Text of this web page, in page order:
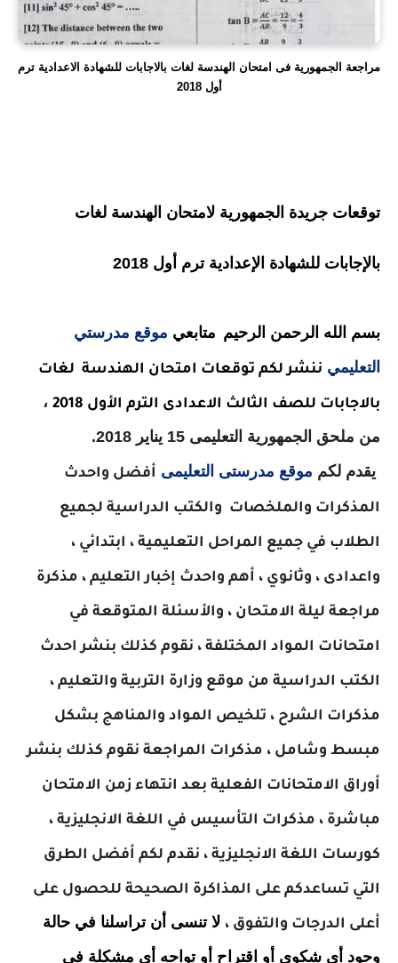
مراجعة الجمهورية فى امتحان الهندسة لغات بالاجابات للشهادة الاعدادية ترم
أول 2018
توقعات جريدة الجمهورية لامتحان الهندسة لغات
بالإجابات للشهادة الإعدادية ترم أول 2018
بسم الله الرحمن الرحيم متابعي موقع مدرستي
التعليمي ننشر لكم توقعات امتحان الهندسة لغات
بالاجابات للصف الثالث الاعدادى الترم الأول 2018
،
من ملحق الجمهورية التعليمى 15 يناير 2018.
يقدم لكم موقع مدرستى التعليمى أفضل واحدث
المذكرات والملخصات والكتب الدراسية لجميع
الطلاب في جميع المراحل التعليمية ، ابتدائي ،
واعدادى ، وثانوي ، أهم واحدث إخبار التعليم ، مذكرة
مراجعة ليلة الامتحان ، والأسئلة المتوقعة في
امتحانات المواد المختلفة ، نقوم كذلك بنشر احدث
الكتب الدراسية من موقع وزارة التربية والتعليم ،
مذكرات الشرح ، تلخيص المواد والمناهج بشكل
مبسط وشامل ، مذكرات المراجعة نقوم كذلك بنشر
أوراق الامتحانات الفعلية بعد انتهاء زمن الامتحان
مباشرة ، مذكرات التأسيس في اللغة الانجليزية ،
كورسات اللغة الانجليزية ، نقدم لكم أفضل الطرق
التي تساعدكم على المذاكرة الصحيحة للحصول على
أعلى الدرجات والتفوق ، لا تنسى أن تراسلنا في حالة
وجود أي شكوى أو اقتراح أو تواجه أي مشكلة في